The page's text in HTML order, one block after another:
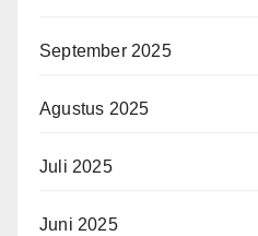
September 2025
Agustus 2025
Juli 2025
Juni 2025